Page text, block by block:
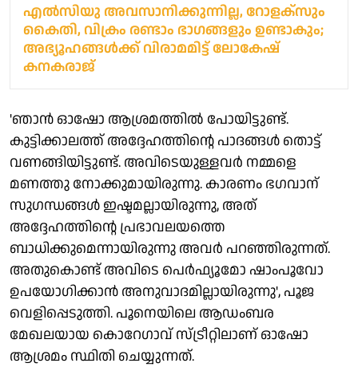
എല്‍സിയു അവസാനിക്കുന്നില്ല, റോളക്‌സും
കൈതി, വിക്രം രണ്ടാം ഭാഗങ്ങളും ഉണ്ടാകും;
അഭ്യൂഹങ്ങള്‍ക്ക് വിരാമമിട്ട് ലോകേഷ്
കനകരാജ്
'ഞാന്‍ ഓഷോ ആശ്രമത്തില്‍ പോയിട്ടുണ്ട്.
കുട്ടിക്കാലത്ത് അദ്ദേഹത്തിന്റെ പാദങ്ങള്‍ തൊട്ട്
വണങ്ങിയിട്ടുണ്ട്. അവിടെയുള്ളവര്‍ നമ്മളെ
മണത്തു നോക്കുമായിരുന്നു. കാരണം ഭഗവാന്
സുഗന്ധങ്ങള്‍ ഇഷ്ടമല്ലായിരുന്നു, അത്
അദ്ദേഹത്തിന്റെ പ്രഭാവലയത്തെ
ബാധിക്കുമെന്നായിരുന്നു അവര്‍ പറഞ്ഞിരുന്നത്.
അതുകൊണ്ട് അവിടെ പെര്‍ഫ്യൂമോ ഷാംപൂവോ
ഉപയോഗിക്കാന്‍ അനുവാദമില്ലായിരുന്നു', പൂജ
വെളിപ്പെടുത്തി. പൂനെയിലെ ആഡംബര
മേഖലയായ കൊറേഗാവ് സ്ട്രീറ്റിലാണ് ഓഷോ
ആശ്രമം സ്ഥിതി ചെയ്യുന്നത്.